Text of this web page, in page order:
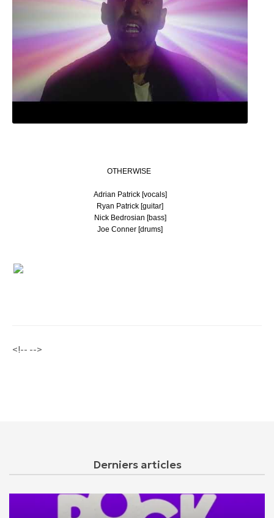
OTHERWISE
Adrian Patrick [vocals]
Ryan Patrick [guitar]
Nick Bedrosian [bass]
Joe Conner [drums]
<!-- -->
Derniers articles